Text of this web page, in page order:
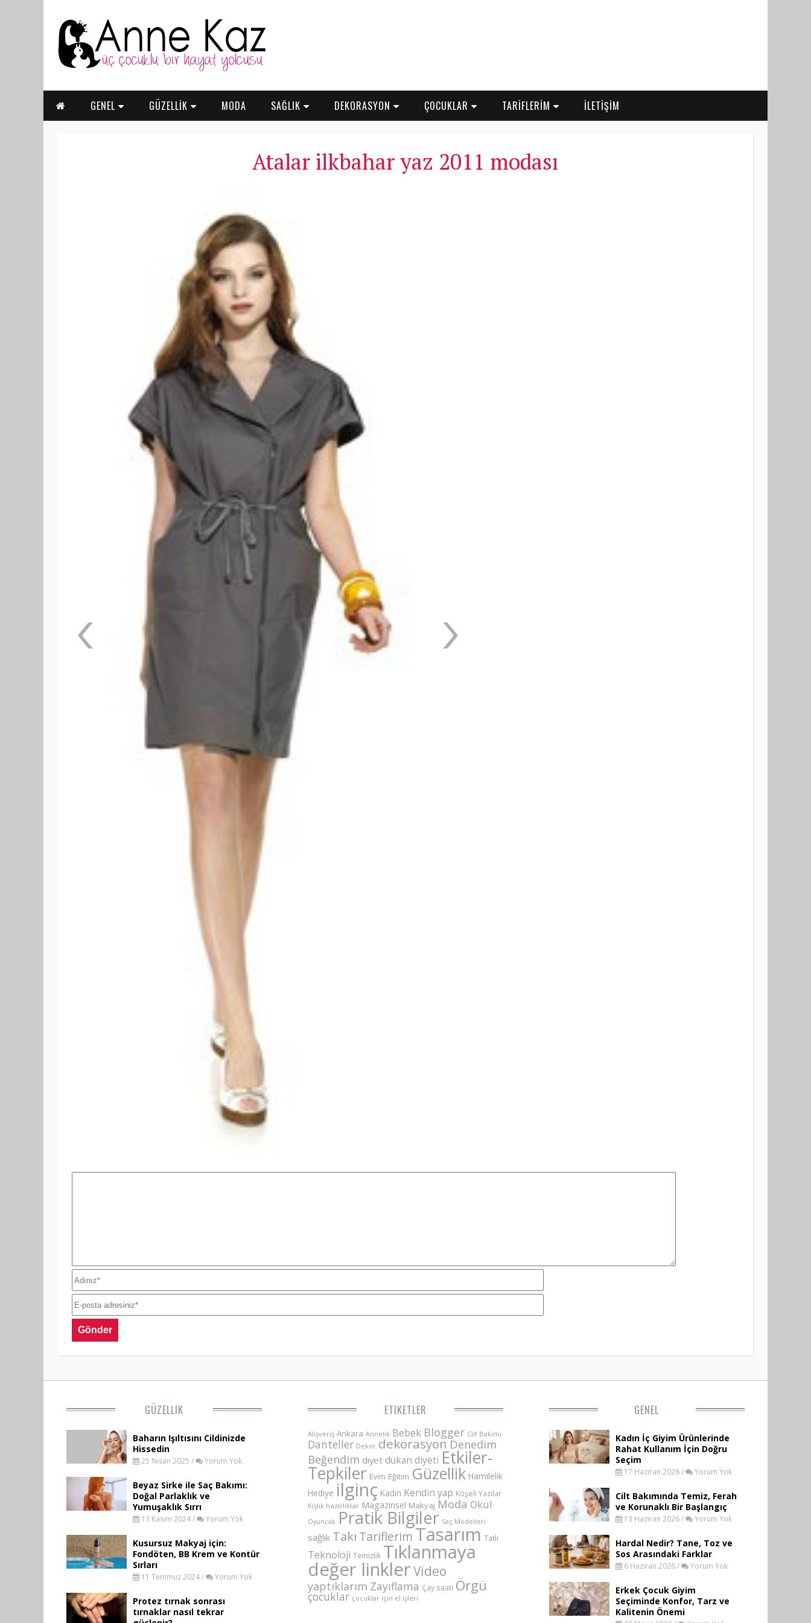
GENEL GÜZELLİK MODA SAĞLIK DEKORASYON ÇOCUKLAR TARİFLERİM İLETİŞİM
Atalar ilkbahar yaz 2011 modası
GÜZELLIK
Baharın Işıltısını Cildinizde
Hissedin
25 Nisan 2025 / Yorum Yok
Beyaz Sirke ile Saç Bakımı:
Doğal Parlaklık ve
Yumuşaklık Sırrı
13 Kasım 2024 / Yorum Yok
Kusursuz Makyaj için:
Fondöten, BB Krem ve Kontür
Sırları
11 Temmuz 2024 / Yorum Yok
Protez tırnak sonrası
tırnaklar nasıl tekrar
ETIKETLER
Alışveriş Ankara Annelik Bebek Blogger Cilt Bakımı
Danteller Dekor dekorasyon Denedim
Beğendim diyet dukan diyeti Etkiler-
Tepkiler Evim Eğitim Güzellik Hamilelik
Hediye ilginç Kadın Kendin yap Köşeli Yazılar
Kışlık hazırlıklar Magazinsel Makyaj Moda Okul
Oyuncak Pratik Bilgiler Saç Modelleri
sağlık Takı Tariflerim Tasarım Tatlı
Teknoloji Temizlik Tıklanmaya
değer linklerVideo
yaptıklarım Zayıflama Çay saati Örgü
çocuklar çocuklar için el işleri
GENEL
Kadın İç Giyim Ürünlerinde
Rahat Kullanım İçin Doğru
Seçim
17 Haziran 2026 / Yorum Yok
Cilt Bakımında Temiz, Ferah
ve Korunaklı Bir Başlangıç
13 Haziran 2026 / Yorum Yok
Hardal Nedir? Tane, Toz ve
Sos Arasındaki Farklar
6 Haziran 2026 / Yorum Yok
Erkek Çocuk Giyim
Seçiminde Konfor, Tarz ve
Kalitenin Önemi